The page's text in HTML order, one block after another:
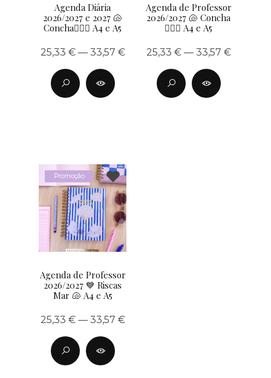
Agenda Diária
2026/2027 e 2027 🐚
Concha🧜🏽‍♀️ A4 e A5
25,33 € — 33,57 €
Agenda de Professor
2026/2027 🐚 Concha
🧜🏽‍♀️ A4 e A5
25,33 € — 33,57 €
Promoção
Agenda de Professor
2026/2027 💙 Riscas
Mar 🐚 A4 e A5
25,33 € — 33,57 €